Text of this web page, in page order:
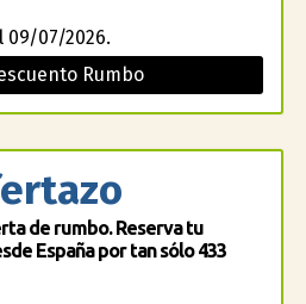
09/07/2026.
Rumbo
de rumbo. Reserva tu
España por tan sólo 433